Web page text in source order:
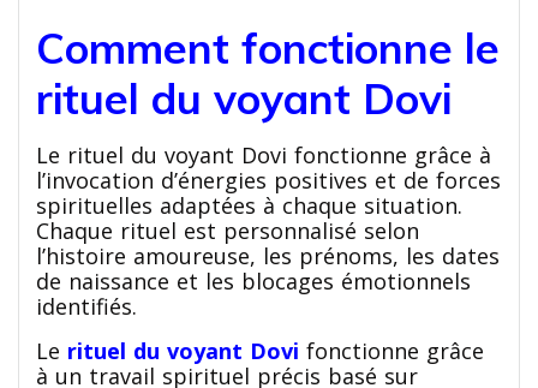
Comment fonctionne le
rituel du voyant Dovi
Le rituel du voyant Dovi fonctionne grâce à
l’invocation d’énergies positives et de forces
spirituelles adaptées à chaque situation.
Chaque rituel est personnalisé selon
l’histoire amoureuse, les prénoms, les dates
de naissance et les blocages émotionnels
identifiés.
Le rituel du voyant Dovi fonctionne grâce
à un travail spirituel précis basé sur